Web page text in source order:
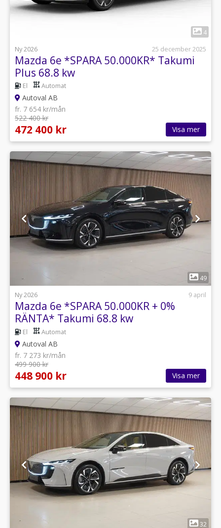
4
Ny 2026
25 december 2025
Mazda 6e *SPARA 50.000KR* Takumi
Plus 68.8 kw
El Automat
Autoval AB
fr. 7 654 kr/mån
522 400 kr
472 400 kr Visa mer
49
Ny 2026
9 april
Mazda 6e *SPARA 50.000KR + 0%
RÄNTA* Takumi 68.8 kw
El Automat
Autoval AB
fr. 7 273 kr/mån
499 900 kr
448 900 kr Visa mer
32